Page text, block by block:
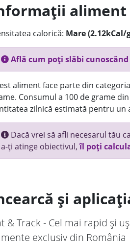
aliment
calorică: Mare (2.12kCal/
Află cum poți slăbi
aliment face parte din
Consumul a 100 de grame
zilnică estimată pentru un
Dacă vrei să afli necesarul tău
a-ți atinge obiectivul,îl poți
și
& Track - Cel mai rapid și
exclusiv din România